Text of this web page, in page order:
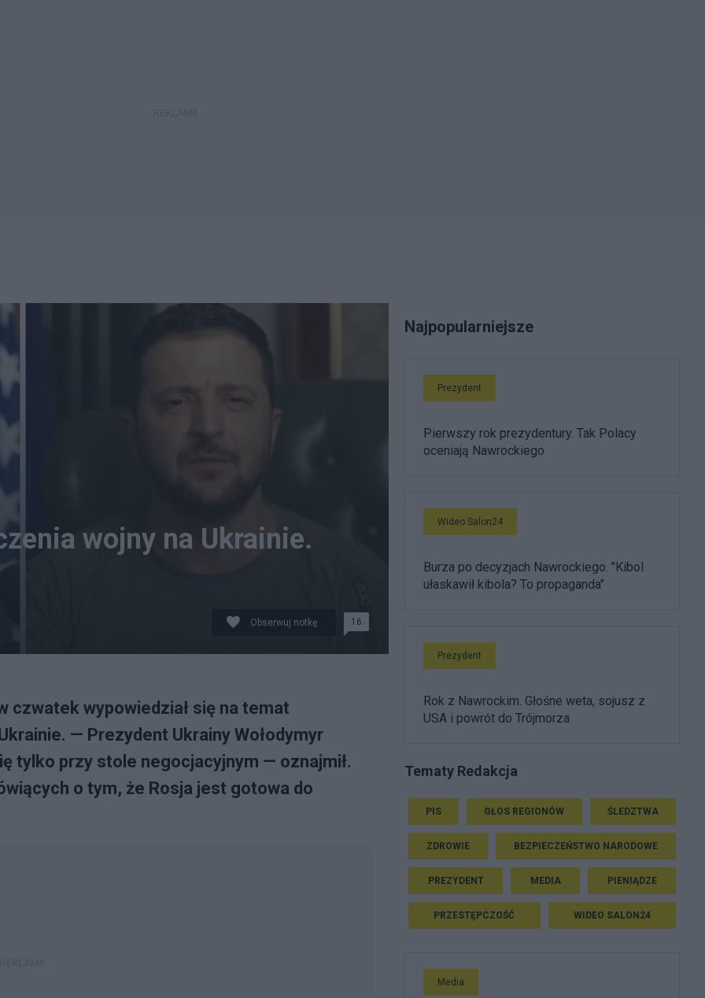
wojny na Ukrainie.
Obserwuj notkę 16
czwatek wypowiedział się na temat
— Prezydent Ukrainy Wołodymyr
tylko przy stole negocjacyjnym — oznajmił.
o tym, że Rosja jest gotowa do
Najpopularniejsze
Prezydent
Pierwszy rok prezydentury. Tak Polacy
oceniają Nawrockiego
Wideo Salon24
Burza po decyzjach Nawrockiego. "Kibol
ułaskawił kibola? To propaganda"
Prezydent
Rok z Nawrockim. Głośne weta, sojusz z
USA i powrót do Trójmorza
Tematy Redakcja
PIS GŁOS REGIONÓW ŚLEDZTWA
ZDROWIE BEZPIECZEŃSTWO NARODOWE
PREZYDENT MEDIA PIENIĄDZE
PRZESTĘPCZOŚĆ WIDEO SALON24
Media